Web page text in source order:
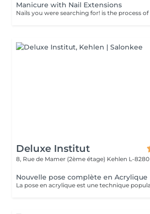
Manicure with Nail Extensions
Deluxe Institut
8, Rue de Mamer (2ème étage) Kehlen L-8280
Nouvelle pose complète en Acrylique